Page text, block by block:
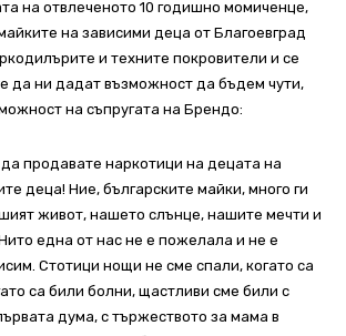
на отвлеченото 10 годишно момиченце,
на зависими деца от Благоевград
и техните покровители и се
да ни дадат възможност да бъдем чути,
на съпругата на Брендо:
продавате наркотици на децата на
деца! Ние, българските майки, много ги
живот, нашето слънце, нашите мечти и
една от нас не е пожелала и не е
Стотици нощи не сме спали, когато са
са били болни, щастливи сме били с
дума, с тържеството за мама в